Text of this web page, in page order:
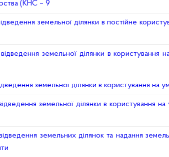
(КНС – 9
земельної ділянки в постійне
земельної ділянки в
земельної ділянки в користування на
земельної ділянки в користування
земельних ділянок та надання